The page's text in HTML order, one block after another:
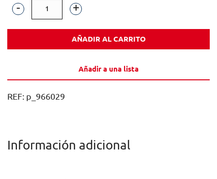
WHISKY
DEWAR'S
cantidad
AÑADIR AL CARRITO
Añadir a una lista
REF: p_966029
Información adicional